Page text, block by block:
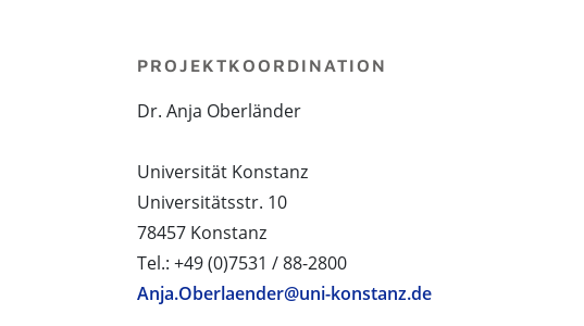
PROJEKTKOORDINATION
Dr. Anja Oberländer
Universität Konstanz
Universitätsstr. 10
78457 Konstanz
Tel.: +49 (0)7531 / 88-2800
Anja.Oberlaender@uni-konstanz.de